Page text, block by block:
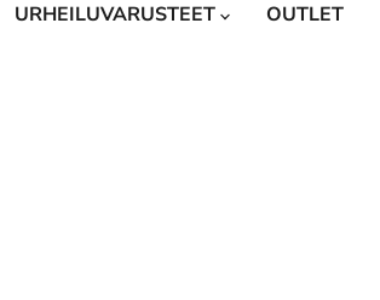
URHEILUVARUSTEET OUTLET